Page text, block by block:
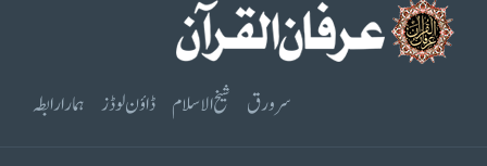
سرورق شیخ الاسلام ڈاؤن لوڈز ہمارا رابطہ